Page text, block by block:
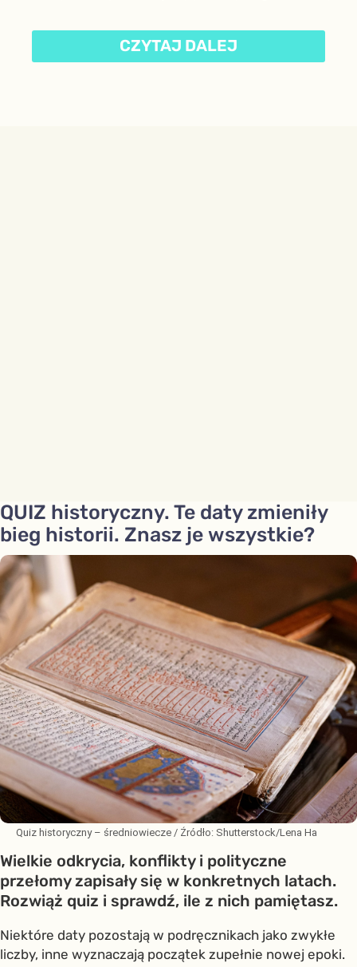
CZYTAJ DALEJ
QUIZ historyczny. Te daty zmieniły
bieg historii. Znasz je wszystkie?
Quiz historyczny – średniowiecze / Źródło: Shutterstock/Lena Ha
Wielkie odkrycia, konflikty i polityczne
przełomy zapisały się w konkretnych latach.
Rozwiąż quiz i sprawdź, ile z nich pamiętasz.
Niektóre daty pozostają w podręcznikach jako zwykłe
liczby, inne wyznaczają początek zupełnie nowej epoki.